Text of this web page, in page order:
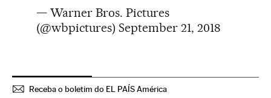
— Warner Bros. Pictures
(@wbpictures) September 21, 2018
Receba o boletim do EL PAÍS América